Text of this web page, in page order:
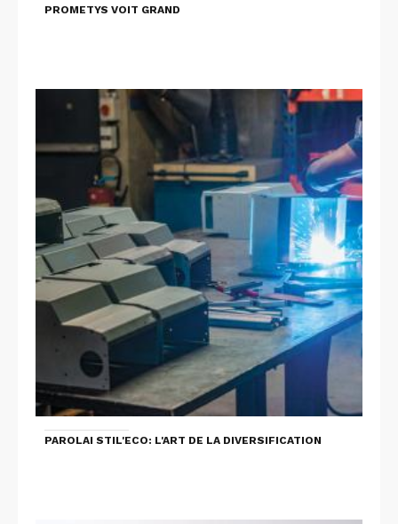
PROMETYS VOIT GRAND
PAROLAI STIL'ECO: L'ART DE LA DIVERSIFICATION